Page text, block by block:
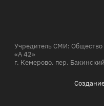
Учредитель СМИ: Общество
«А 42»
г. Кемерово, пер.